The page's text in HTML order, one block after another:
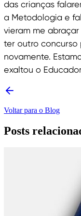
das crianças
a Metodologia e
vieram me
ter outro concurso
novamente.
exaltou o
Voltar para o Blog
Posts